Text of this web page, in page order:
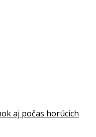
aj počas horúcich